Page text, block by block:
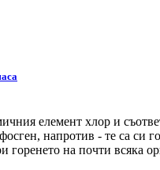
елемент хлор и
напротив - те са си
горенето на почти всяка